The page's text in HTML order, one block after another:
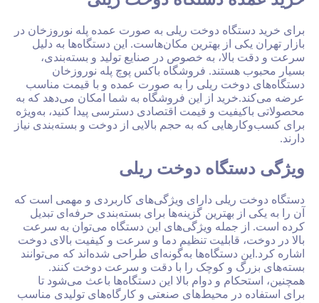
دوخت ریلی به صورت عمده پله نوروزخان در
از بهترین مکان‌هاست. این دستگاه‌ها به دلیل
به‌ خصوص در صنایع تولید و بسته‌بندی،
فروشگاه باکس پوچ پله نوروزخان
ریلی را به صورت عمده و با قیمت مناسب
از این فروشگاه به شما امکان می‌دهد که به
و قیمت اقتصادی دسترسی پیدا کنید، به‌ویژه
که به حجم بالایی از دوخت و بسته‌بندی نیاز
دوخت ریلی
دارای ویژگی‌های کاربردی و مهمی است که
بهترین گزینه‌ها برای بسته‌بندی حرفه‌ای تبدیل
ویژگی‌های این دستگاه می‌توان به سرعت
قابلیت تنظیم دما و سرعت و کیفیت بالای دوخت
به‌گونه‌ای طراحی شده‌اند که می‌توانند
و کوچک را با دقت و سرعت دوخت کنند.
و دوام بالا این دستگاه‌ها باعث می‌شود تا
محیط‌های صنعتی و کارگاه‌های تولیدی مناسب